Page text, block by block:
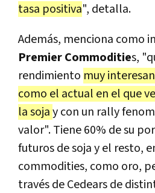
tasa positiva", detalla.
Además, menciona como
Premier Commodities,
rendimiento muy
como el actual en el que
la sojay con un rally
valor". Tiene 60% de su
futuros de soja y el resto,
commodities, como oro,
través de Cedears de